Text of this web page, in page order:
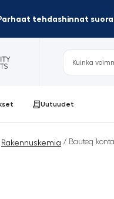
tehdashinnat
Uutuudet
Rakennuskemia / Bauteq